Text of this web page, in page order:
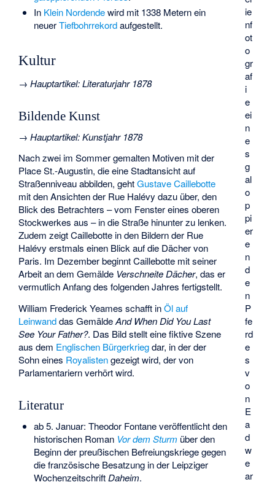
ie
nf
ot
o
gr
af
i
e
ei
n
e
s
g
al
o
p
pi
er
e
n
d
e
n
P
fe
rd
e
s
v
o
n
E
a
d
w
e
ar
In Klein Nordendewird mit 1338 Metern ein
neuerTiefbohrrekordaufgestellt.
Kultur
→Hauptartikel:Literaturjahr 1878
Bildende Kunst
→Hauptartikel:Kunstjahr 1878
Nach zwei im Sommer gemalten Motiven mit der
Place St.-Augustin, die eine Stadtansicht auf
Straßenniveau abbilden, gehtGustave Caillebotte
mit den Ansichten der Rue Halévy dazu über, den
Blick des Betrachters – vom Fenster eines oberen
Stockwerkes aus – in die Straße hinunter zu lenken.
Zudem zeigt Caillebotte in den Bildern der Rue
Halévy erstmals einen Blick auf die Dächer von
Paris. Im Dezember beginnt Caillebotte mit seiner
Arbeit an dem Gemälde Verschneite Dächer, das er
vermutlich Anfang des folgenden Jahres fertigstellt.
William Frederick Yeames schafft inÖl auf
Leinwanddas GemäldeAnd When Did You Last
See Your Father?. Das Bild stellt eine fiktive Szene
aus dem Englischen Bürgerkriegdar, in der der
Sohn eines Royalistengezeigt wird, der von
Parlamentariern verhört wird.
Literatur
ab 5. Januar: Theodor Fontane veröffentlicht den
historischen Roman Vor dem Sturm über den
Beginn der preußischen Befreiungskriege gegen
die französische Besatzung in der Leipziger
WochenzeitschriftDaheim.